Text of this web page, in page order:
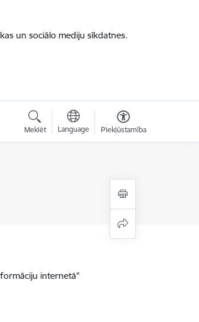
un sociālo mediju sīkdatnes.
Meklēt Language Piekļūstamība
internetā"